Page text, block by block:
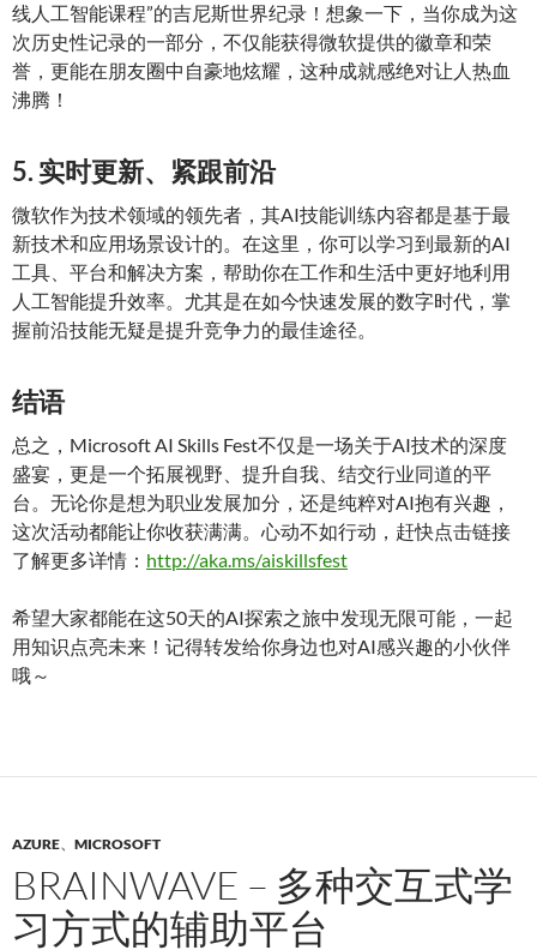
线人工智能课程”的吉尼斯世界纪录！想象一下，当你成为这
次历史性记录的一部分，不仅能获得微软提供的徽章和荣
誉，更能在朋友圈中自豪地炫耀，这种成就感绝对让人热血
沸腾！
5. 实时更新、紧跟前沿
微软作为技术领域的领先者，其AI技能训练内容都是基于最
新技术和应用场景设计的。在这里，你可以学习到最新的AI
工具、平台和解决方案，帮助你在工作和生活中更好地利用
人工智能提升效率。尤其是在如今快速发展的数字时代，掌
握前沿技能无疑是提升竞争力的最佳途径。
结语
总之，Microsoft AI Skills Fest不仅是一场关于AI技术的深度
盛宴，更是一个拓展视野、提升自我、结交行业同道的平
台。无论你是想为职业发展加分，还是纯粹对AI抱有兴趣，
这次活动都能让你收获满满。心动不如行动，赶快点击链接
了解更多详情： http://aka.ms/aiskillsfest
希望大家都能在这50天的AI探索之旅中发现无限可能，一起
用知识点亮未来！记得转发给你身边也对AI感兴趣的小伙伴
哦～
AZURE、 MICROSOFT
BRAINWAVE – 多种交互式学
习方式的辅助平台